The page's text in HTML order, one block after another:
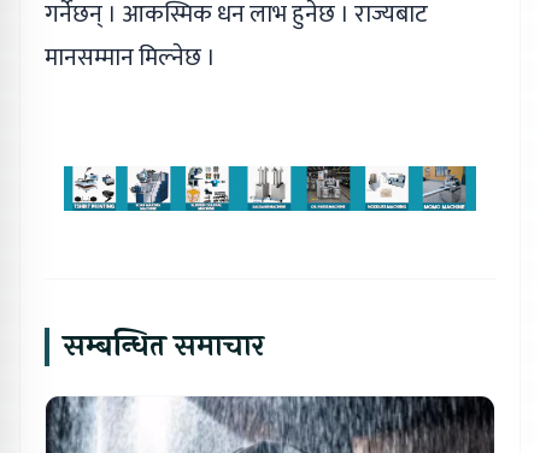
गर्नेछन् । आकस्मिक धन लाभ हुनेछ । राज्यबाट
मानसम्मान मिल्नेछ ।
सम्बन्धित समाचार